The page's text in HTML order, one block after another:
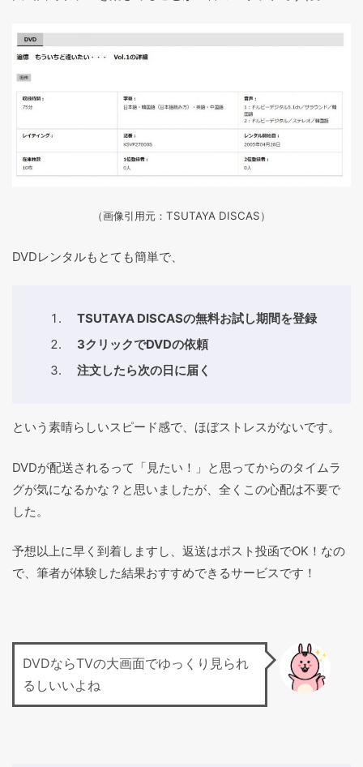
（画像引用元：TSUTAYA DISCAS）
DVDレンタルもとても簡単で、
TSUTAYA DISCASの無料お試し期間を登録
3クリックでDVDの依頼
注文したら次の日に届く
という素晴らしいスピード感で、ほぼストレスがないです。
DVDが配送されるって「見たい！」と思ってからのタイムラ
グが気になるかな？と思いましたが、全くこの心配は不要で
した。
予想以上に早く到着しますし、返送はポスト投函でOK！なの
で、筆者が体験した結果おすすめできるサービスです！
DVDならTVの大画面でゆっくり見られ
るしいいよね